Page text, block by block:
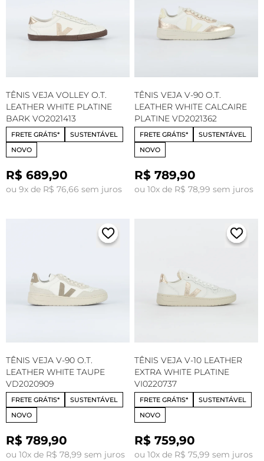
TÊNIS VEJA VOLLEY O.T.
LEATHER WHITE PLATINE
BARK VO2021413
FRETE GRÁTIS*
SUSTENTÁVEL
NOVO
R$ 689,90
ou 9x de R$ 76,66 sem juros
TÊNIS VEJA V-90 O.T.
LEATHER WHITE CALCAIRE
PLATINE VD2021362
FRETE GRÁTIS*
SUSTENTÁVEL
NOVO
R$ 789,90
ou 10x de R$ 78,99 sem juros
TÊNIS VEJA V-90 O.T.
LEATHER WHITE TAUPE
VD2020909
FRETE GRÁTIS*
SUSTENTÁVEL
NOVO
R$ 789,90
ou 10x de R$ 78,99 sem juros
TÊNIS VEJA V-10 LEATHER
EXTRA WHITE PLATINE
VI0220737
FRETE GRÁTIS*
SUSTENTÁVEL
NOVO
R$ 759,90
ou 10x de R$ 75,99 sem juros